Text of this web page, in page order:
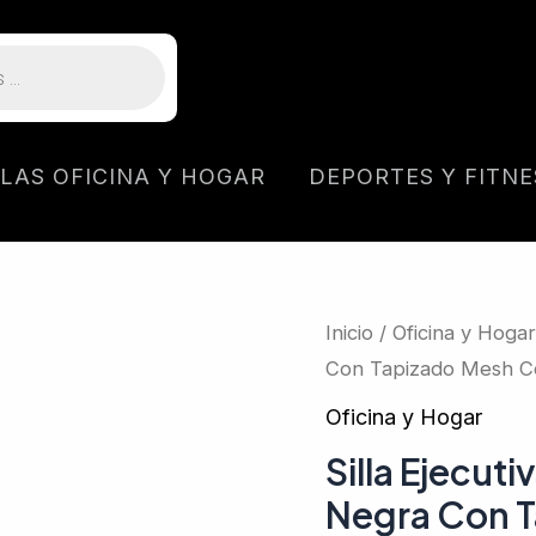
OFICINA Y HOGAR
DEPORTES Y
Inicio / Oficina y Hogar
Con Tapizado Mesh
Oficina y Hogar
Silla
Negra Con
Silla
Ejecutiva
Magnux
Negra
Con